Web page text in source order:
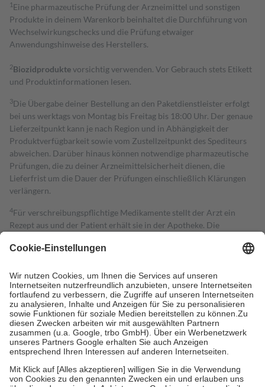
1 Eine pharmazeutische Prüfung der Arzneimittel und sonstigen
Produkte in deinem Warenkorb beinhaltet die Durchführung von
Wechselwirkungschecks und die Prüfung etwaiger
Anwendungshinweise des Herstellers.
2Biozidproduktevorsichtig verwenden. Vor Gebrauch stets Etikett
und Produktinformationen lesen.
3Die Übergabe deiner Bestellung an den Paketdienstleister erfolgt
bei uns werktags von Montag bis Freitag bis 18:00 Uhr. Der genaue
Lieferzeitpunkt kann je nach Region und in Abhängigkeit der
Produktverfügbarkeit sowie vom Zustellzeitpunkt des Spediteurs
abweichen. Darüber hinaus können notwendige pharmazeutische
Prüfungen, die zu deiner Arzneimittelsicherheit dienen, die
Lieferfrist um die Dauer der Prüfungen einschließlich Klärungen
verlängern.
4Für verschreibungspflichtige Medikamente stellt der Arzt ein
Rezept aus und der Patient erhält sie in der Apotheke. Die
Kosten dafür, der Versicherte trägt einen Teil davon als Zuzahlung
Grundsätzlich leisten Mitglieder Zuzahlungen in Höhe von zehn
Prozent des Abgabepreises,mindestensjedochfünf Euround
höchstens zehn Euro.Es sind jedoch nie mehr als die tatsächlichen
Kosten der Leistung zu entrichten.
Diese Regeln gelten grundsätzlich auch für Online-Apotheken.
Bei Heilmitteln und häuslicher Krankenpflege beträgt die
Zuzahlung zehn Prozent der Kosten sowie zehn Euro je
Um das Engagement der Versicherten für ihre eigene Gesundheit zu